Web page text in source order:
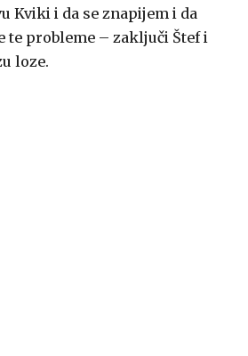
Kviki i da se znapijem i da
te probleme – zaključi Štef i
loze.